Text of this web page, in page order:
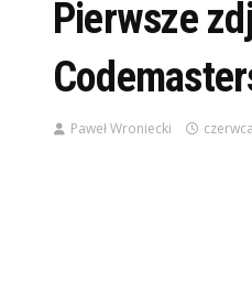
Pierwsze
Paweł Wroniecki